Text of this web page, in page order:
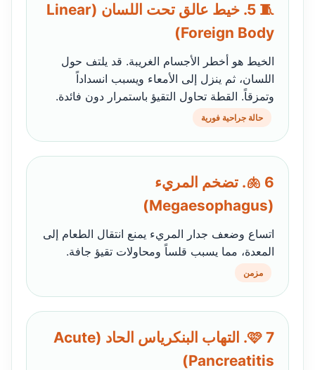
🧵 5. خيط عالق تحت اللسان (Linear
Foreign Body)
الخيط هو أخطر الأجسام الغريبة. قد يلتف حول
اللسان، ثم ينزل إلى الأمعاء ويسبب انسداداً
وتمزقاً. القطة تحاول التقيؤ باستمرار دون فائدة.
حالة جراحية فورية
🫁 6. تضخم المريء
(Megaesophagus)
اتساع وضعف جدار المريء يمنع انتقال الطعام إلى
المعدة، مما يسبب قلساً ومحاولات تقيؤ جافة.
مزمن
🩷 7. التهاب البنكرياس الحاد (Acute
Pancreatitis)